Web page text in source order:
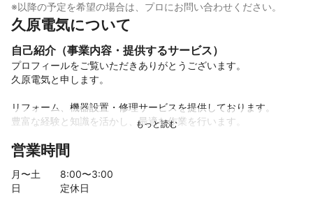
※以降の予定を希望の場合は、プロにお問い合わせください。
久原電気について
自己紹介（事業内容・提供するサービス）
プロフィールをご覧いただきありがとうございます。
久原電気と申します。
リフォーム、機器設置・修理サービスを提供しております。
豊富な経験と知識を活かし、最適な作業を行います。
まずはミツモアのチャットよりお気軽にお問い合わせください。
営業時間
月〜土 8:00〜3:00
日
定休日